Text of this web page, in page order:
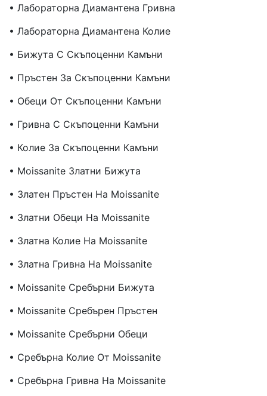
• Лабораторна Диамантена Гривна
• Лабораторна Диамантена Колие
• Бижута С Скъпоценни Камъни
• Пръстен За Скъпоценни Камъни
• Обеци От Скъпоценни Камъни
• Гривна С Скъпоценни Камъни
• Колие За Скъпоценни Камъни
• Moissanite Златни Бижута
• Златен Пръстен На Moissanite
• Златни Обеци На Moissanite
• Златна Колие На Moissanite
• Златна Гривна На Moissanite
• Moissanite Сребърни Бижута
• Moissanite Сребърен Пръстен
• Moissanite Сребърни Обеци
• Сребърна Колие От Moissanite
• Сребърна Гривна На Moissanite